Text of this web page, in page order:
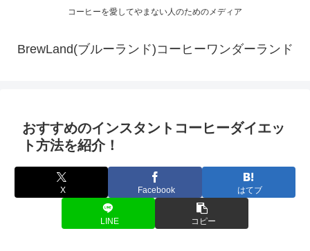
コーヒーを愛してやまない人のためのメディア
BrewLand(ブルーランド)コーヒーワンダーランド
おすすめのインスタントコーヒーダイエッ
ト方法を紹介！
X Facebook はてブ
LINE コピー